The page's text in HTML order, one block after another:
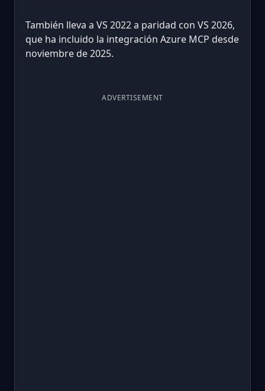
También lleva a VS 2022 a paridad con VS 2026,
que ha incluido la integración Azure MCP desde
noviembre de 2025.
ADVERTISEMENT